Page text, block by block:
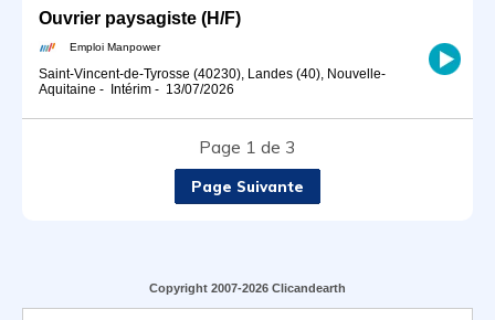
Ouvrier paysagiste (H/F)
Emploi Manpower
Saint-Vincent-de-Tyrosse (40230), Landes (40), Nouvelle-
Aquitaine - Intérim - 13/07/2026
Page 1 de 3
Page Suivante
Copyright 2007-2026 Clicandearth